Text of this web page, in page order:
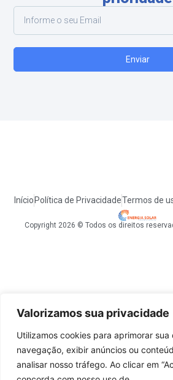
Valorizamos sua privacidade
Utilizamos cookies para aprimorar
navegação, exibir anúncios ou
analisar nosso tráfego. Ao clicar em
Enviar
Início Política de PrivacidadeTermos de
Copyright 2026 © Todos os direitos